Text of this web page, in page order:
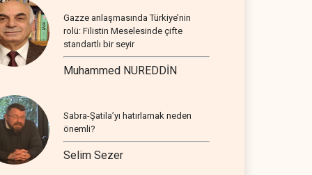
Gazze anlaşmasında Türkiye’nin
rolü: Filistin Meselesinde çifte
standartlı bir seyir
Muhammed NUREDDİN
Sabra-Şatila’yı hatırlamak neden
önemli?
Selim Sezer